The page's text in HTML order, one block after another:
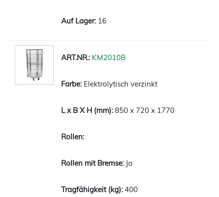
16
KM2010B
Elektrolytisch verzinkt
850 x 720 x 1770
Ja
400